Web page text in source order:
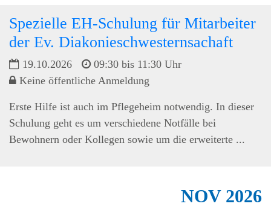
Spezielle EH-Schulung für Mitarbeiter
der Ev. Diakonieschwesternsachaft
19.10.2026
09:30 bis 11:30 Uhr
Keine öffentliche Anmeldung
Erste Hilfe ist auch im Pflegeheim notwendig. In dieser
Schulung geht es um verschiedene Notfälle bei
Bewohnern oder Kollegen sowie um die erweiterte ...
NOV2026